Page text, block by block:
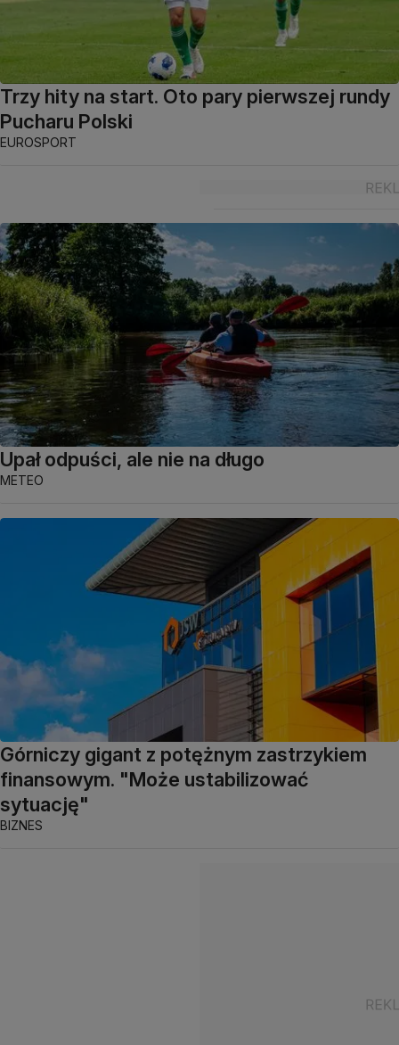
Trzy hity na start. Oto pary pierwszej rundy
Pucharu Polski
EUROSPORT
Upał odpuści, ale nie na długo
METEO
Górniczy gigant z potężnym zastrzykiem
finansowym. "Może ustabilizować
sytuację"
BIZNES